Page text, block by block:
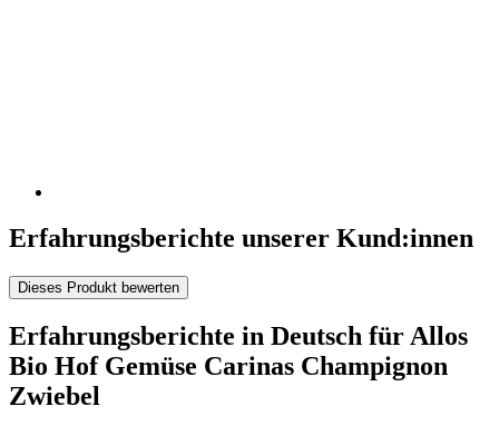
Erfahrungsberichte unserer Kund:innen
Dieses Produkt bewerten
Erfahrungsberichte in Deutsch für Allos
Bio Hof Gemüse Carinas Champignon
Zwiebel